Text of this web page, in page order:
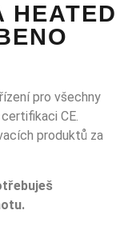
HEATED
pro všechny
CE.
produktů za